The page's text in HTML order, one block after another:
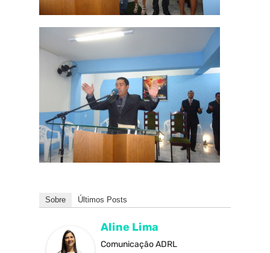
Sobre Últimos Posts
Aline Lima
Comunicação ADRL